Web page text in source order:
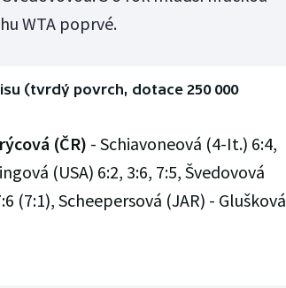
WTA poprvé.
(tvrdý povrch, dotace 250 000
(ČR) - Schiavoneová (4-It.) 6:4,
(USA) 6:2, 3:6, 7:5, Švedovová
(7:1), Scheepersová (JAR) - Glušková